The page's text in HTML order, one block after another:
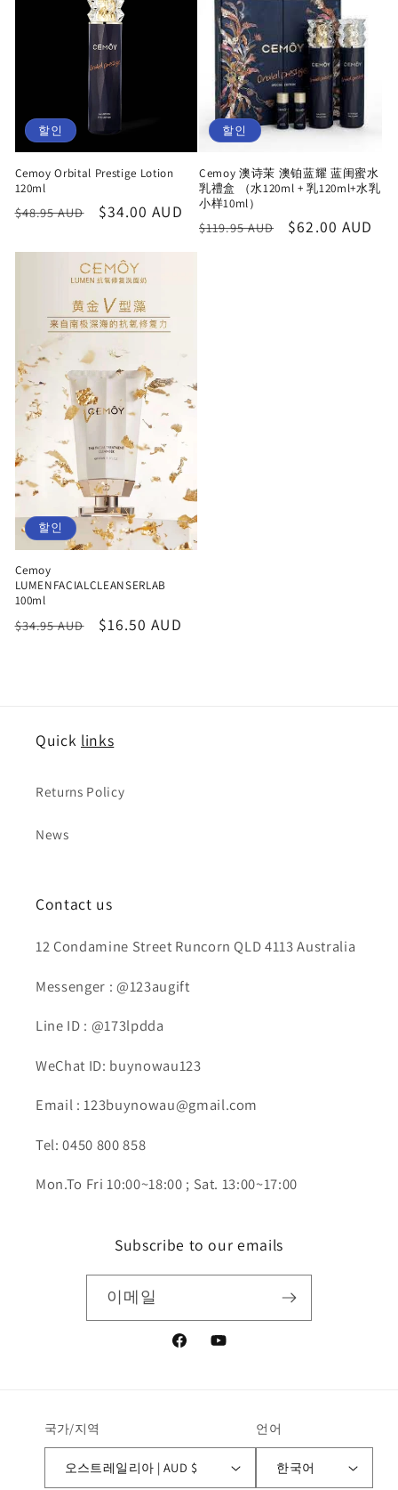
할인
Cemoy Orbital Prestige Lotion
120ml
정
$48.95 AUD
할
가
$34.00 AUD
할인
Cemoy 澳诗茉 澳铂蓝耀 蓝闺蜜水
乳禮盒 （水120ml + 乳120ml+水乳
小样10ml）
정
$119.95 AUD
할
$62.00 AUD
할인
Cemoy
LUMENFACIALCLEANSERLAB
100ml
정
$34.95 AUD
할
$16.50 AUD
Quick links
Returns Policy
News
Contact us
12 Condamine Street Runcorn QLD 4113 Australia
Messenger : @123augift
Line ID : @173lpdda
WeChat ID: buynowau123
Email : 123buynowau@gmail.com
Tel: 0450 800 858
Mon.To Fri 10:00~18:00 ; Sat. 13:00~17:00
Subscribe to our emails
이메일
FacebookYouTube
국가/지역
오스트레일리아 | AUD $
언어
한국어